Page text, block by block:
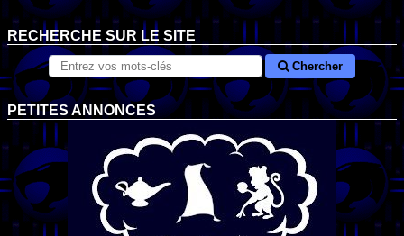
RECHERCHE SUR LE SITE
Chercher
PETITES ANNONCES